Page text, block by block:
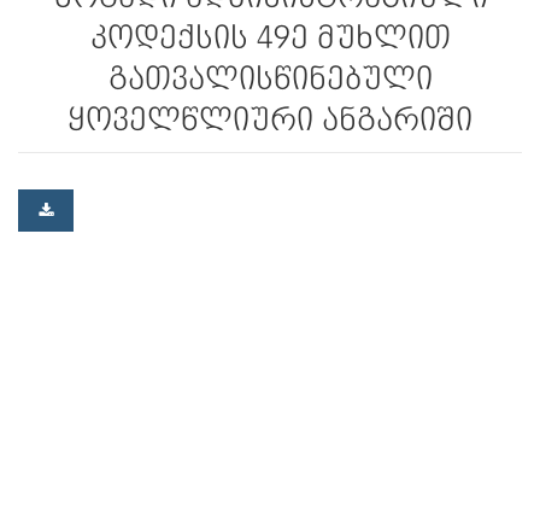
კოდექსის 49­ე მუხლით
გათვალისწინებული
ყოველწლიური ანგარიში